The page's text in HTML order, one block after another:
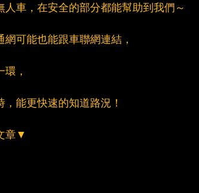
人車，在安全的部分都能幫助到我們～
可能也能跟車聯網連結，
，
能更快速的知道路況！
章▼